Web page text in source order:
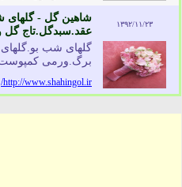
۱۳۹۲/۱۱/۲۳
شاهین گل - گلهای
عقد.سبدگل.تاج
گلهای شب بو.گلهای
برگ.ورمی
http://www.shahingol.ir/